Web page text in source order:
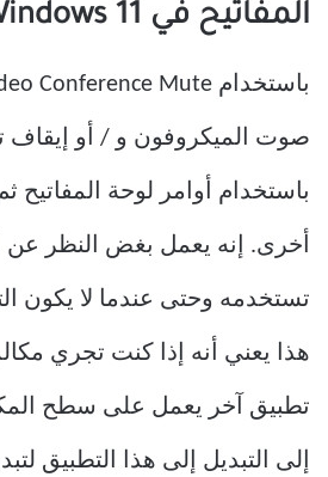
المفاتيح في Windows 11
صوت الميكروفون و / أو إيقاف
باستخدام أوامر لوحة المفاتيح
أخرى. إنه يعمل بغض النظر عن
تستخدمه وحتى عندما لا يكون
هذا يعني أنه إذا كنت تجري
تطبيق آخر يعمل على سطح
إلى التبديل إلى هذا التطبيق